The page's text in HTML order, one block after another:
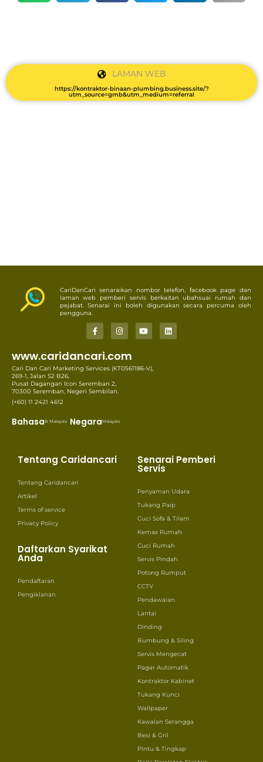
LAMAN WEB
https://kontraktor-binaan-plumbing.business.site/?
utm_source=gmb&utm_medium=referral
CariDanCari senaraikan nombor telefon, facebook page dan
laman web pemberi servis berkaitan ubahsuai rumah dan
pejabat. Senarai ini boleh digunakan secara percuma oleh
pengguna.
www.caridancari.com
Cari Dan Cari Marketing Services (KT0561186-V),
269-1, Jalan S2 B26,
Pusat Dagangan Icon Seremban 2,
70300 Seremban, Negeri Sembilan.
(+60) 11 2421 4612
BahasaB. Malaysia NegaraMalaysia
Tentang Caridancari
Tentang Caridancari
Artikel
Terms of service
Privacy Policy
Daftarkan Syarikat
Anda
Pendaftaran
Pengiklanan
Senarai Pemberi
Servis
Penyaman Udara
Tukang Paip
Cuci Sofa & Tilam
Kemas Rumah
Cuci Rumah
Servis Pindah
Potong Rumput
CCTV
Pendawaian
Lantai
Dinding
Bumbung & Siling
Servis Mengecat
Pagar Automatik
Kontraktor Kabinet
Tukang Kunci
Wallpaper
Kawalan Serangga
Besi & Gril
Pintu & Tingkap